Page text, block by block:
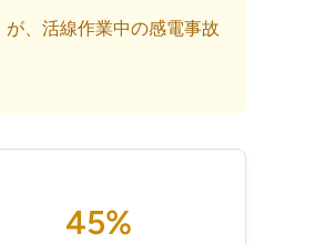
が、活線作業中の感電事故
45%